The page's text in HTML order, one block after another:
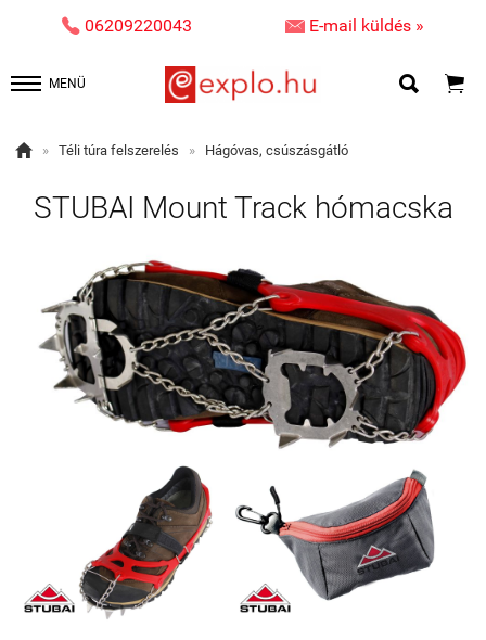
 06209220043  E-mail küldés »
MENÜ  
 » Téli túra felszerelés » Hágóvas, csúszásgátló
STUBAI Mount Track hómacska